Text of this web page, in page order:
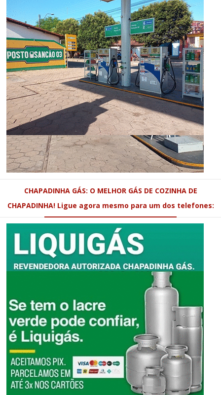
CHAPADINHA GÁS: O MELHOR GÁS DE COZINHA DE
CHAPADINHA! Ligue agora mesmo para um dos telefones: